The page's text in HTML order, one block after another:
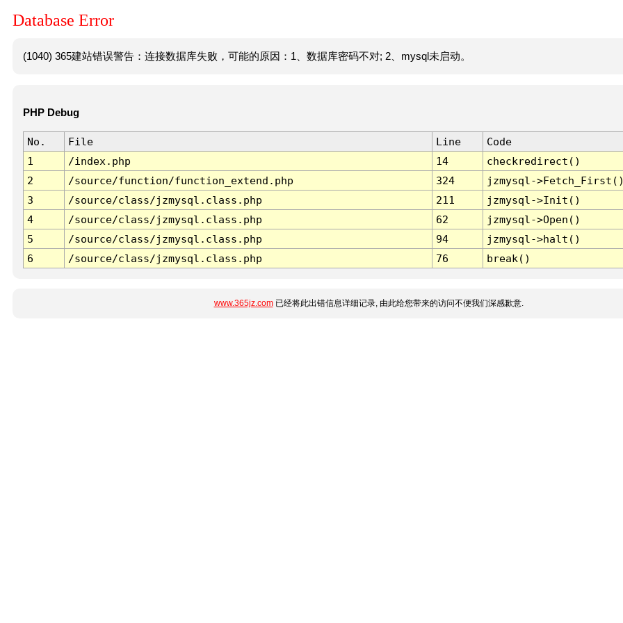
Database Error
(1040) 365建站错误警告：连接数据库失败，可能的原因：1、数据库密码不对; 2、mysql未启动。
PHP Debug
No. File Line
Code
1
/index.php 14
checkredirect()
2
/source/function/function_extend.php 324
jzmysql-
3
/source/class/jzmysql.class.php 211
jzmysql->Init()
4
/source/class/jzmysql.class.php 62
jzmysql->Open()
5
/source/class/jzmysql.class.php 94
jzmysql->halt()
6
/source/class/jzmysql.class.php 76 break()
www.365jz.com已经将此出错信息详细记录, 由此给您带来的访问不便我们深感歉意.